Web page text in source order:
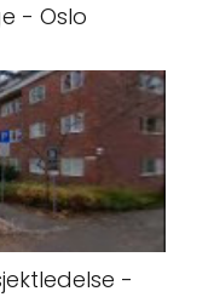
- Oslo
-